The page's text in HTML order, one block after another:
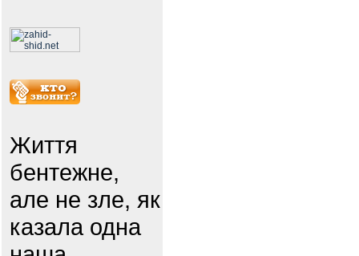
Життя
бентежне,
але не зле, як
казала одна